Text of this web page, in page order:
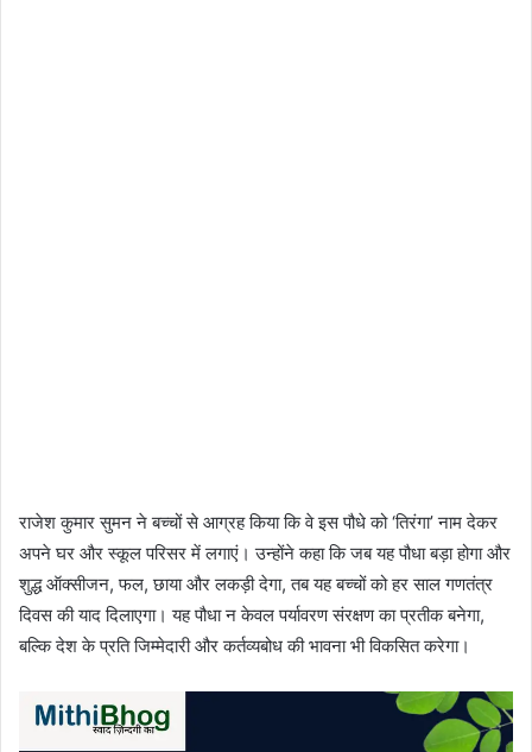
राजेश कुमार सुमन ने बच्चों से आग्रह किया कि वे इस पौधे को ‘तिरंगा’ नाम देकर
अपने घर और स्कूल परिसर में लगाएं। उन्होंने कहा कि जब यह पौधा बड़ा होगा और
शुद्ध ऑक्सीजन, फल, छाया और लकड़ी देगा, तब यह बच्चों को हर साल गणतंत्र
दिवस की याद दिलाएगा। यह पौधा न केवल पर्यावरण संरक्षण का प्रतीक बनेगा,
बल्कि देश के प्रति जिम्मेदारी और कर्तव्यबोध की भावना भी विकसित करेगा।